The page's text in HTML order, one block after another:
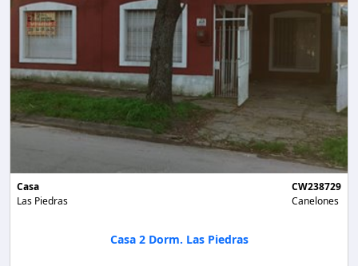
Casa
Las Piedras
CW238729
Canelones
Casa 2 Dorm. Las Piedras